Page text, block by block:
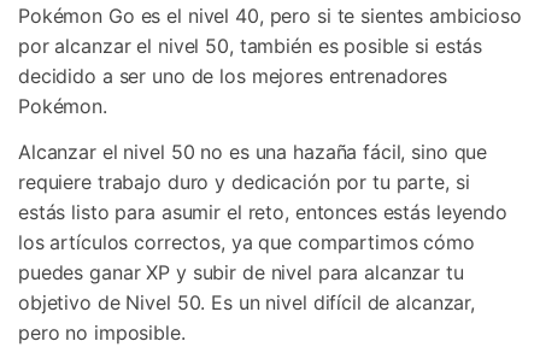
Pokémon Go es el nivel 40, pero si te sientes ambicioso
por alcanzar el nivel 50, también es posible si estás
decidido a ser uno de los mejores entrenadores
Pokémon.
Alcanzar el nivel 50 no es una hazaña fácil, sino que
requiere trabajo duro y dedicación por tu parte, si
estás listo para asumir el reto, entonces estás leyendo
los artículos correctos, ya que compartimos cómo
puedes ganar XP y subir de nivel para alcanzar tu
objetivo de Nivel 50. Es un nivel difícil de alcanzar,
pero no imposible.